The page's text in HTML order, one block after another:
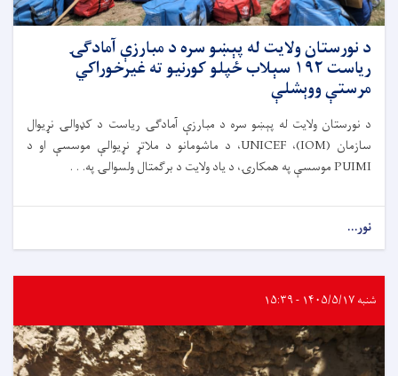
د نورستان ولایت له پېښو سره د مبارزې آمادګۍ
ریاست ۱۹۲ سېلاب ځپلو کورنیو ته غیرخوراکي
مرستې ووېشلې
د نورستان ولایت له پېښو سره د مبارزې آمادګۍ ریاست د کډوالۍ نړیوال
سازمان (IOM)، UNICEF، د ماشومانو د ملاتړ نړیوالې موسسې او د
PUIMI موسسې په همکارۍ، د یاد ولایت د برګمتال ولسوالۍ په. . .
نور...
شنبه ۱۴۰۵/۵/۱۷ - ۱۵:۳۹